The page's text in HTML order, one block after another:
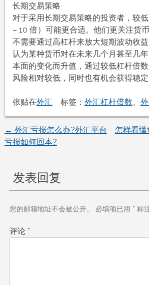
长期交易策略
对于采用长期交易策略的投资者，较
– 10 倍）可能更合适。他们更关注货
不需要通过高杠杆来放大短期波动收
认为某种货币对在未来几个月甚至几
本面的变化而升值，通过较低杠杆倍数
风险相对较低，同时也有机会获得稳定
张贴在外汇 标签： 外汇杠杆倍数、
文
导
航
← 外汇亏损怎么办?外汇平台
亏损如何回本?
怎样看
发表回复
您的邮箱地址不会被公开。 必填项已用 * 标
评论 *